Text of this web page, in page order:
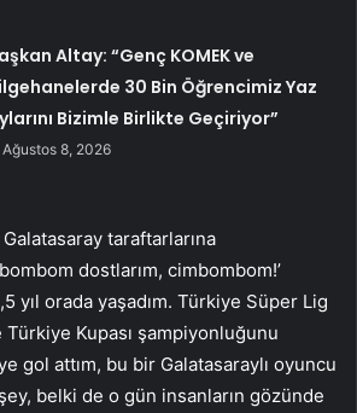
Altay: “Genç KOMEK ve
30 Bin Öğrencimiz Yaz
Bizimle Birlikte Geçiriyor”
Ağustos 8, 2026
taraftarlarına
dostlarım, cimbombom!’
yıl orada yaşadım. Türkiye Süper Lig
Kupası şampiyonluğunu
gol attım, bu bir Galatasaraylı oyuncu
belki de o gün insanların gözünde